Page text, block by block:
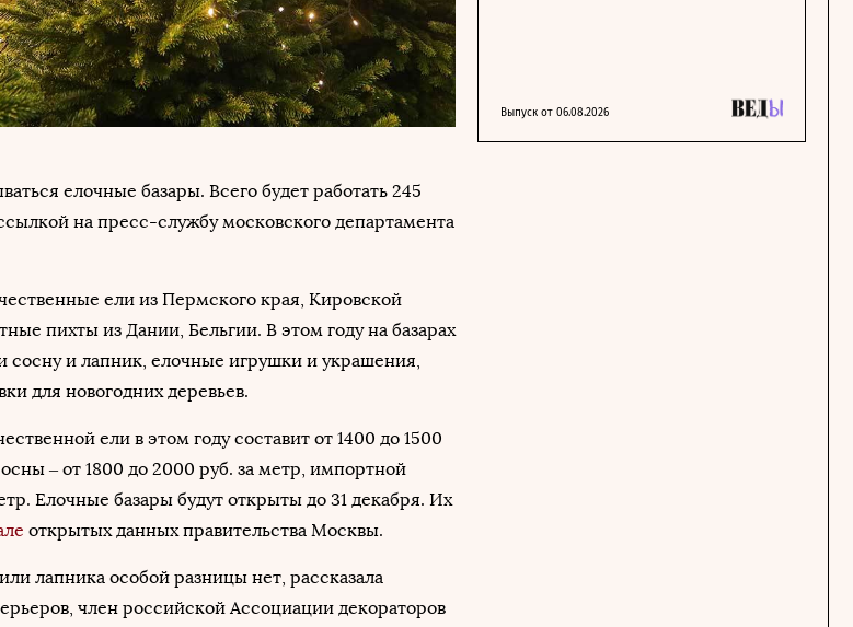
елочные базары. Всего будет работать 245
на пресс-службу московского департамента
ели из Пермского края, Кировской
пихты из Дании, Бельгии. В этом году на базарах
сосну и лапник, елочные игрушки и украшения,
для новогодних деревьев.
ели в этом году составит от 1400 до 1500
– от 1800 до 2000 руб. за метр, импортной
Елочные базары будут открыты до 31 декабря. Их
открытых данных правительства Москвы.
лапника особой разницы нет, рассказала
член российской Ассоциации декораторов
Выпуск от 06.08.2026